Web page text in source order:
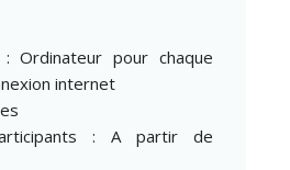
Ordinateur pour chaque
internet
: A partir de